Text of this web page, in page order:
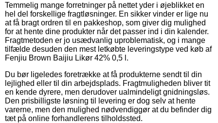
Temmelig mange forretninger på nettet yder i øjeblikket en
hel del forskellige fragtløsninger. En sikker vinder er lige nu
at få bragt ordren til en pakkeshop, som giver dig mulighed
for at hente dine produkter når det passer ind i din kalender.
Fragtmetoden er jo usædvanlig uproblematisk, og i mange
tilfælde desuden den mest letkøbte leveringstype ved køb af
Fenjiu Brown Baijiu Likør 42% 0,5 l.
Du bør ligeledes foretrække at få produkterne sendt til din
lejlighed eller til din arbejdsplads. Fragtmuligheden bliver tit
en kende dyrere, men derudover ualmindeligt gnidningsløs.
Den prisbilligste løsning til levering er dog selv at hente
varerne, men den mulighed nødvendiggør at du befinder dig
tæt på online forhandlerens tilholdssted.